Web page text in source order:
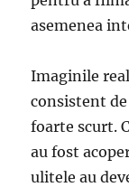
asemenea
Imaginile
consistent
foarte scurt.
au fost
ulitele au